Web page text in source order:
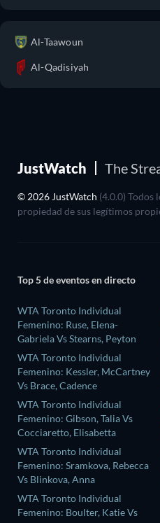
Al-Taawoun
Al-Qadisiyah
JustWatch The
© 2026 JustWatch (4.0.0) Todos
propiedad de sus legítimos
Top 5 de eventos en directo
WTA Toronto Individual
Femenino: Ruse, Elena-
Gabriela Vs Stearns, Peyton
WTA Toronto Individual
Femenino: Kessler, McCartney
Vs Brace, Cadence
WTA Toronto Individual
Femenino: Gibson, Talia Vs
Cocciaretto, Elisabetta
WTA Toronto Individual
Femenino: Sramkova, Rebecca
Vs Blinkova, Anna
WTA Toronto Individual
Femenino: Boulter, Katie Vs